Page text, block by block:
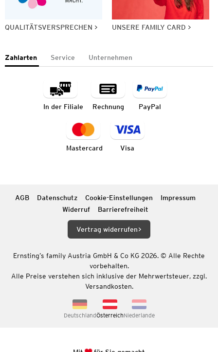
QUALITÄTSVERSPRECHEN UNSERE FAMILY CARD
Zahlarten Service Unternehmen
In der Filiale Rechnung PayPal
Mastercard Visa
AGB Datenschutz Cookie-Einstellungen
Impressum
Widerruf
Barrierefreiheit
Vertrag widerrufen
Ernsting’s family Austria GmbH & Co KG 2026. © Alle Rechte
vorbehalten.
Alle Preise verstehen sich inklusive der Mehrwertsteuer, zzgl.
Versandkosten.
DeutschlandÖsterreichNiederlande